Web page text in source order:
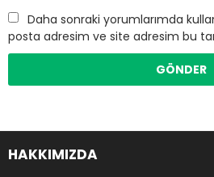
Daha sonraki yorumlarımda
posta adresim ve site adresim bu
HAKKIMIZDA